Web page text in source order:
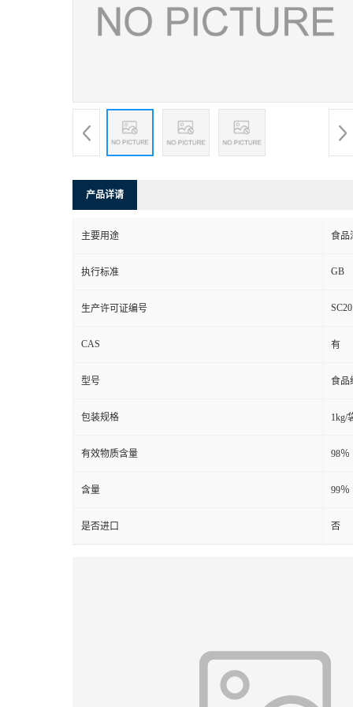
产品详请
主要用途 食品
执行标准 GB
生产许可证编号
CAS 有
型号 食品
包装规格 1kg/
有效物质含量 98％
含量 99％
是否进口 否